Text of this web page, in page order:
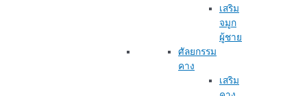
เสริม
จมูก
ผู้ชาย
ศัลยกรรม
คาง
เสริม